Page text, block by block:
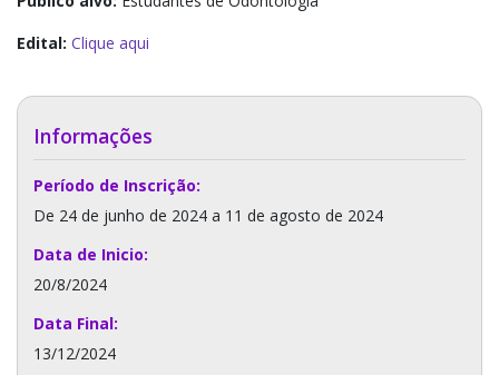
Edital: Clique aqui
Informações
Período de Inscrição:
De 24 de junho de 2024 a 11 de agosto de 2024
Data de Inicio:
20/8/2024
Data Final:
13/12/2024